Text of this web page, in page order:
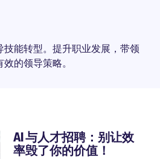
能转型。提升职业发展，带领
的领导策略。
AI 与人才招聘：别让效
率毁了你的价值！